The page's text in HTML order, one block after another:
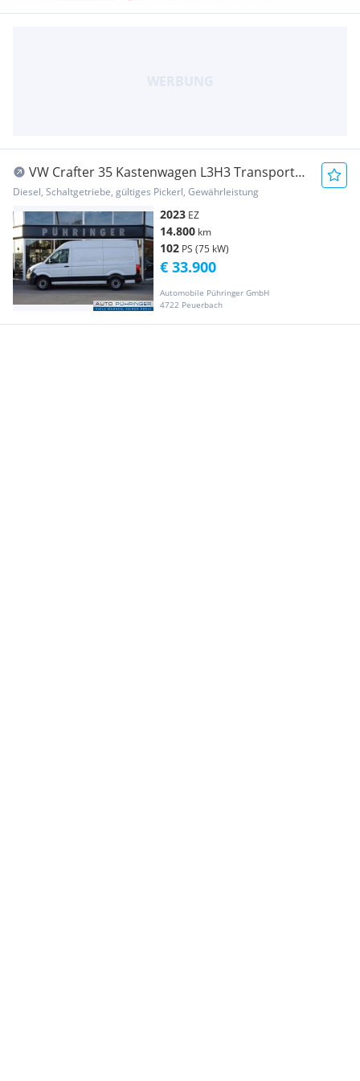
VW Crafter 35 Kastenwagen L3H3 Transporter
/ Kastenwagen
Diesel, Schaltgetriebe, gültiges Pickerl, Gewährleistung
2023 EZ
14.800 km
102 PS (75 kW)
Automobile Pühringer GmbH
4722 Peuerbach
€ 33.900